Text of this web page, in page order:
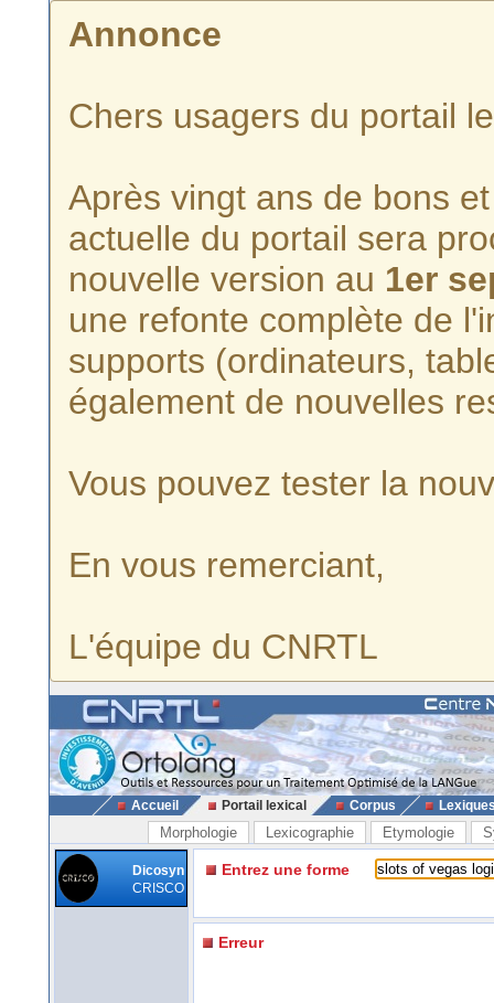
Annonce
Chers usagers du portail
Après vingt ans de bons
actuelle du portail sera
nouvelle version au 1er
une refonte complète de
supports (ordinateurs,
également de nouvelles
Vous pouvez tester la
En vous remerciant,
L'équipe du CNRTL
Accueil Portail lexical Corpus
Morphologie Lexicographie Etymologie
Dicosyn
CRISCO
Entrez une forme
Erreur